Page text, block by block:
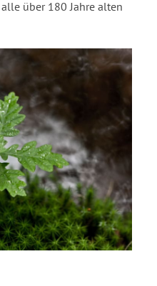
über 180 Jahre alten